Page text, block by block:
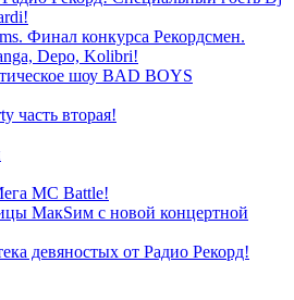
Финал конкурса Рекордсмен.
Depo, Kolibri!
шоу BAD BOYS
часть вторая!
МС Battle!
МакSим с новой концертной
девяностых от Радио Рекорд!